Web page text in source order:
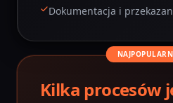
Dokumentacja i
Kilka procesów